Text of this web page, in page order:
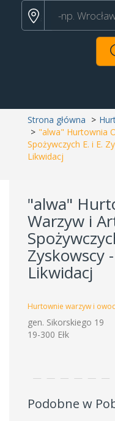
Strona główna
"alwa" Hurtownia
Spożywczych E. i E.
Likwidacj
"alwa"
Warzyw i
Zyskowscy
Likwidacj
Hurtownie warzyw i
gen. Sikorskiego 19
19-300 Ełk
Podobne w